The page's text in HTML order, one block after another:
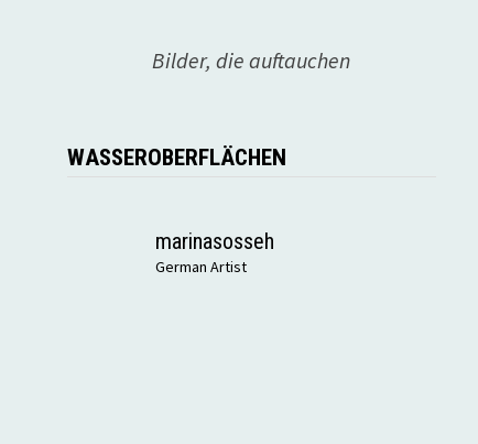
Bilder, die auftauchen
WASSEROBERFLÄCHEN
marinasosseh
German Artist